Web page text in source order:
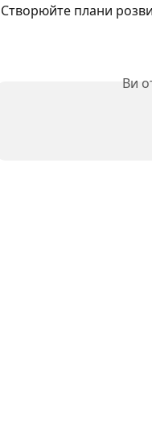
Створюйте плани
Ви